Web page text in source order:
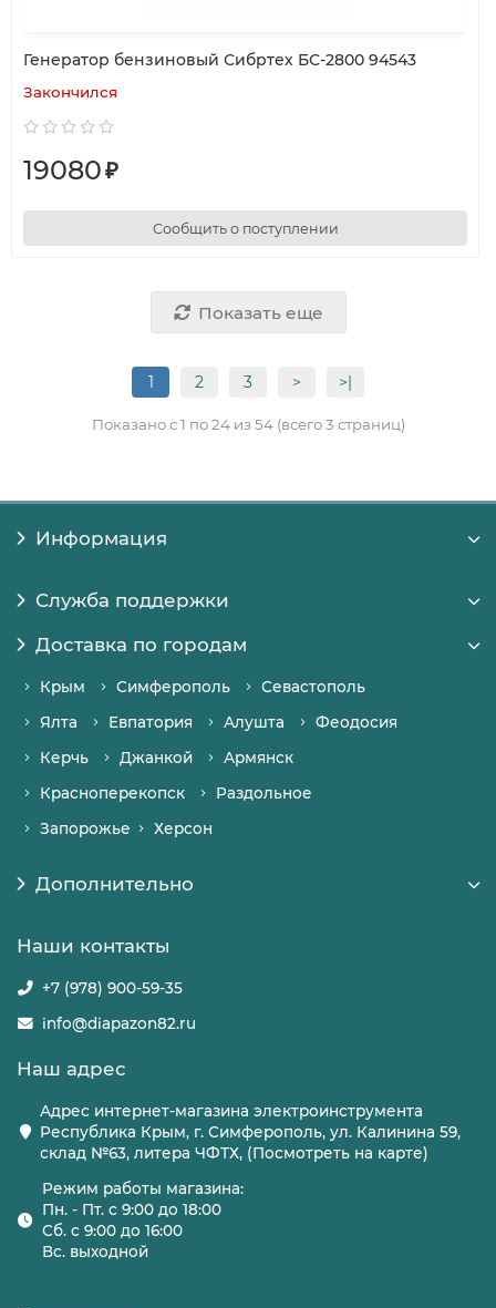
Генератор бензиновый Сибртех БС-2800 94543
Закончился
19080₽
Сообщить о поступлении
Показать еще
1 2 3 > >|
Показано с 1 по 24 из 54 (всего 3 страниц)
Информация
Служба поддержки
Доставка по городам
Крым Симферополь
Севастополь
Ялта
Евпатория Алушта
Феодосия
Керчь
Джанкой
Армянск
Красноперекопск
Раздольное
Запорожье
Херсон
Дополнительно
Наши контакты
+7 (978) 900-59-35
info@diapazon82.ru
Наш адрес
Адрес интернет-магазина электроинструмента
Республика Крым, г. Симферополь, ул. Калинина 59,
склад №63, литера ЧФТХ, (Посмотреть на карте)
Режим работы магазина:
Пн. - Пт. с 9:00 до 18:00
Сб. с 9:00 до 16:00
Вс. выходной